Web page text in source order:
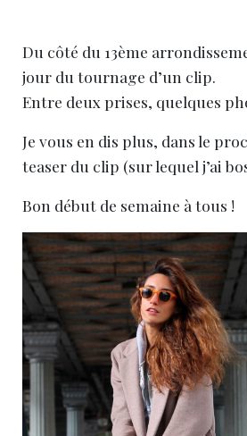
Du côté du 13ème
jour du tournage d’un clip.
Entre deux prises, quelques
Je vous en dis plus, dans le
teaser du clip (sur lequel j’ai
Bon début de semaine à tous !